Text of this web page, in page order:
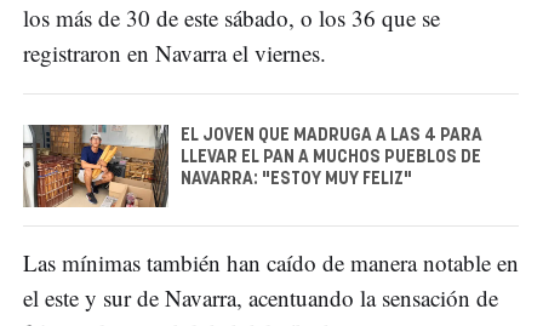
los más de 30 de este sábado, o los 36 que se
registraron en Navarra el viernes.
EL JOVEN QUE MADRUGA A LAS 4 PARA
LLEVAR EL PAN A MUCHOS PUEBLOS DE
NAVARRA: "ESTOY MUY FELIZ"
Las mínimas también han caído de manera notable en
el este y sur de Navarra, acentuando la sensación de